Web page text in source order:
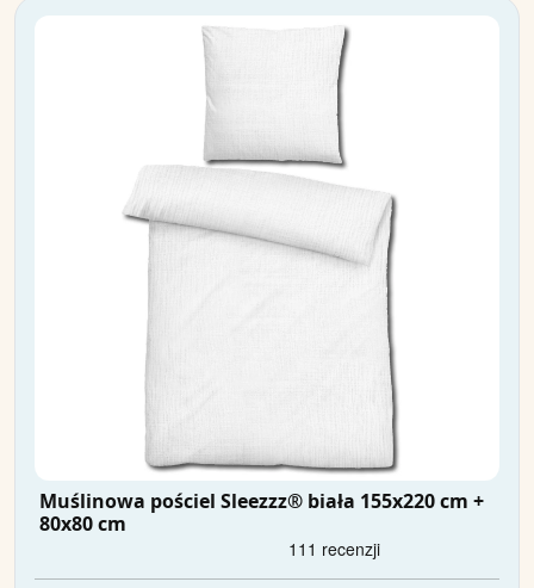
Muślinowa pościel Sleezzz® biała 155x220 cm +
80x80 cm